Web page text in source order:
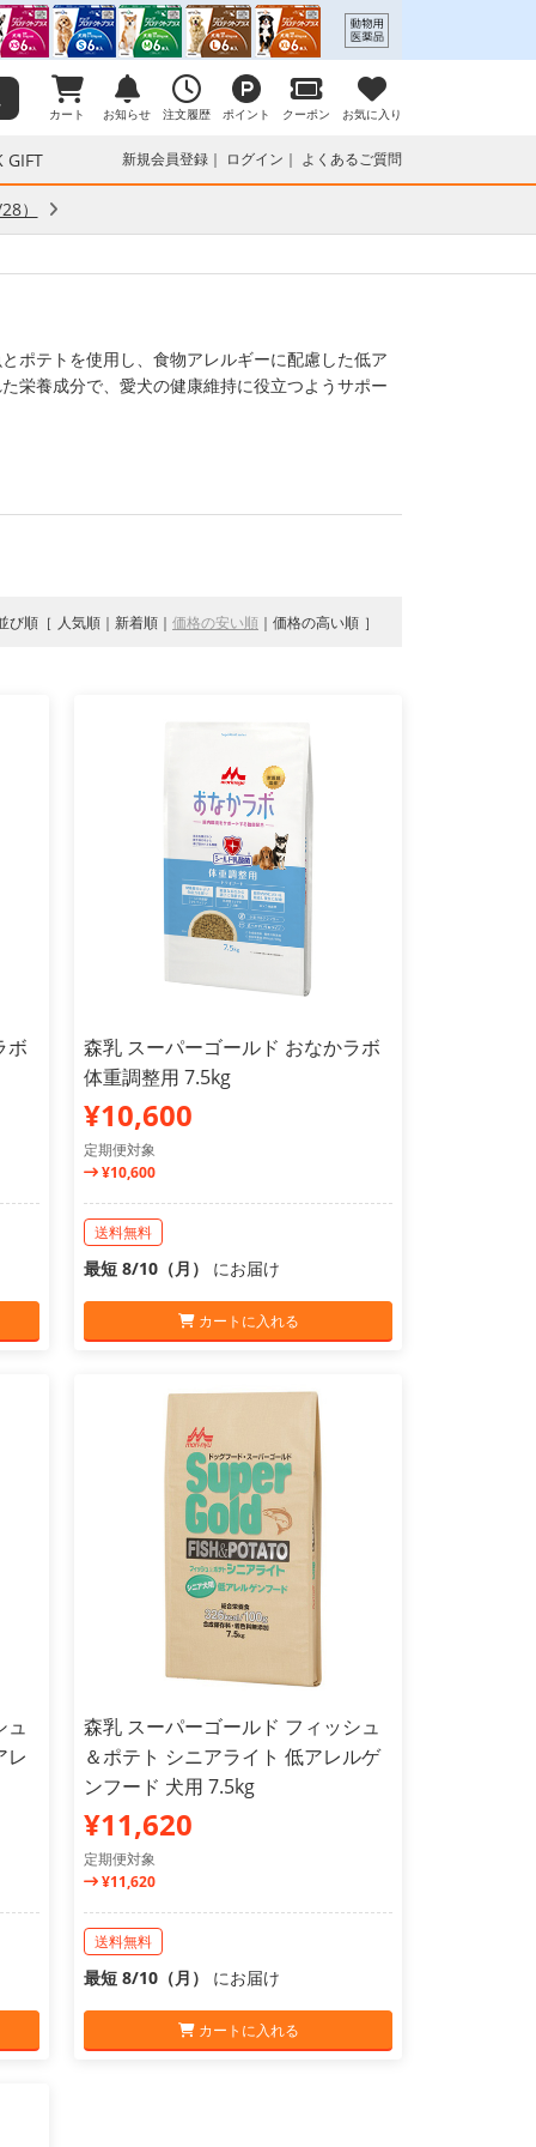
カート お知らせ 注文履歴 ポイント クーポン お気に入り
GIFT 新規会員登録 ログイン よくあるご質問
）
ポテトを使用し、食物アレルギーに配慮した低ア
栄養成分で、愛犬の健康維持に役立つようサポー
び順 人気順 新着順 価格の安い順 価格の高い順
ボ
森乳 スーパーゴールド おなかラボ
体重調整用 7.5kg
¥10,600
定期便対象
¥10,600
送料無料
最短 8/10（月） にお届け
カートに入れる
ュ
レ
森乳 スーパーゴールド フィッシュ
＆ポテト シニアライト 低アレルゲ
ンフード 犬用 7.5kg
¥11,620
定期便対象
¥11,620
送料無料
最短 8/10（月） にお届け
カートに入れる